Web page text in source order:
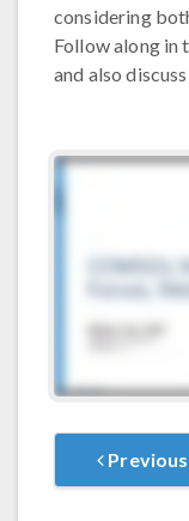
considering
Follow along in
and also
Previous